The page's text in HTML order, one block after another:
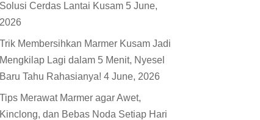
Solusi Cerdas Lantai Kusam 5 June,
2026
Trik Membersihkan Marmer Kusam Jadi
Mengkilap Lagi dalam 5 Menit, Nyesel
Baru Tahu Rahasianya! 4 June, 2026
Tips Merawat Marmer agar Awet,
Kinclong, dan Bebas Noda Setiap Hari